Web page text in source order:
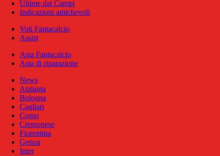
Ultime dai Campi
Indicazioni amichevoli
Voti Fantacalcio
Assist
Asta Fantacalcio
Asta di riparazione
News
Atalanta
Bologna
Cagliari
Como
Cremonese
Fiorentina
Genoa
Inter